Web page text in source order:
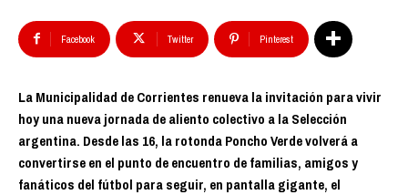
Facebook Twitter Pinterest
La Municipalidad de Corrientes renueva la invitación para vivir
hoy una nueva jornada de aliento colectivo a la Selección
argentina. Desde las 16, la rotonda Poncho Verde volverá a
convertirse en el punto de encuentro de familias, amigos y
fanáticos del fútbol para seguir, en pantalla gigante, el